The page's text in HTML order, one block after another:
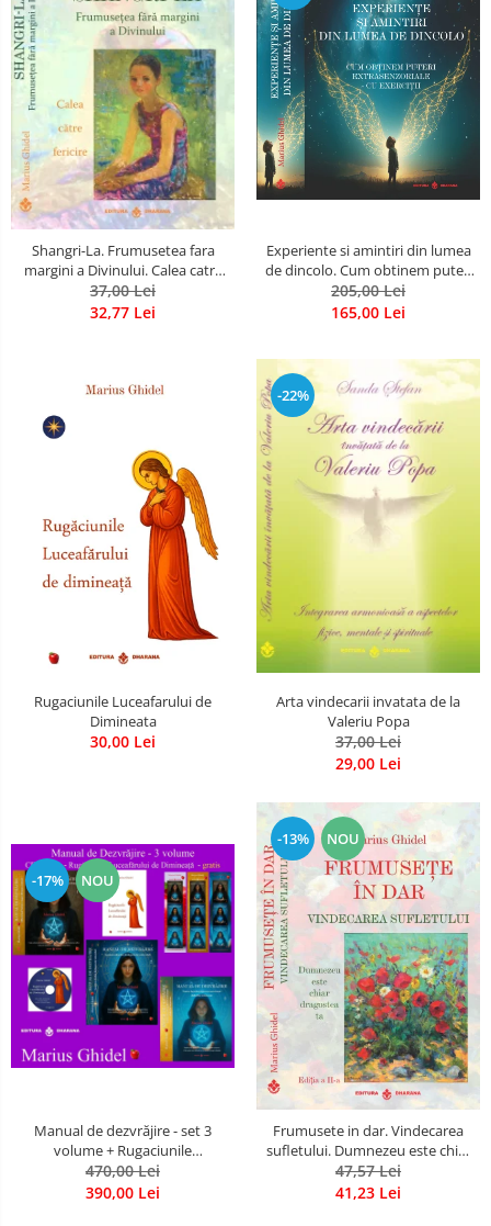
Shangri-La. Frumusetea fara
margini a Divinului. Calea catre
fericire
37,00 Lei
32,77 Lei
Experiente si amintiri din lumea
de dincolo. Cum obtinem puteri
extrasenzoriale - cu exercitii
205,00 Lei
165,00 Lei
Rugaciunile Luceafarului de
Dimineata
30,00 Lei
-22%
Arta vindecarii invatata de la
Valeriu Popa
37,00 Lei
29,00 Lei
-17% NOU
Manual de dezvrăjire - set 3
volume + Rugaciunile
Luceafarului de Dimineata -
Gratuit)
470,00 Lei
390,00 Lei
-13% NOU
Frumusete in dar. Vindecarea
sufletului. Dumnezeu este chiar
dragostea ta. Editia a 2-a
47,57 Lei
41,23 Lei